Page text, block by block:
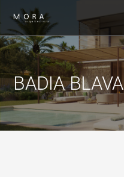
BADIA BLAVA